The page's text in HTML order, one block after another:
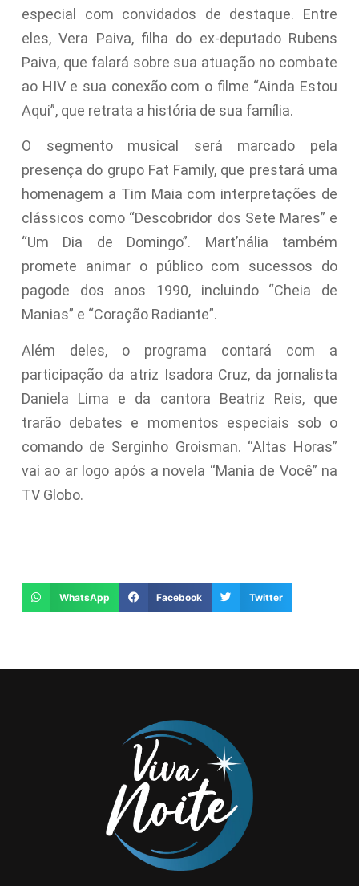
especial com convidados de destaque. Entre
eles, Vera Paiva, filha do ex-deputado Rubens
Paiva, que falará sobre sua atuação no combate
ao HIV e sua conexão com o filme “Ainda Estou
Aqui”, que retrata a história de sua família.
O segmento musical será marcado pela
presença do grupo Fat Family, que prestará uma
homenagem a Tim Maia com interpretações de
clássicos como “Descobridor dos Sete Mares” e
“Um Dia de Domingo”. Mart’nália também
promete animar o público com sucessos do
pagode dos anos 1990, incluindo “Cheia de
Manias” e “Coração Radiante”.
Além deles, o programa contará com a
participação da atriz Isadora Cruz, da jornalista
Daniela Lima e da cantora Beatriz Reis, que
trarão debates e momentos especiais sob o
comando de Serginho Groisman. “Altas Horas”
vai ao ar logo após a novela “Mania de Você” na
TV Globo.
WhatsApp Facebook Twitter